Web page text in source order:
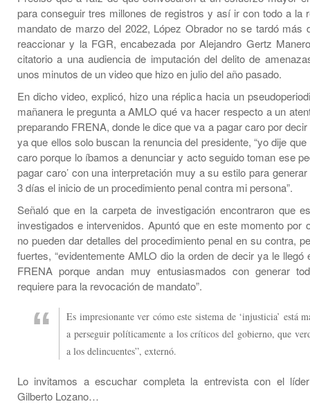
para conseguir tres millones de registros y así ir con todo a la
mandato de marzo del 2022, López Obrador no se tardó más
reaccionar y la FGR, encabezada por Alejandro Gertz
citatorio a una audiencia de imputación del delito de
unos minutos de un video que hizo en julio del año pasado.
En dicho video, explicó, hizo una réplica hacia un
mañanera le pregunta a AMLO qué va hacer respecto a un
preparando FRENA, donde le dice que va a pagar caro por
ya que ellos solo buscan la renuncia del presidente, “yo dije
caro porque lo íbamos a denunciar y acto seguido toman ese
pagar caro’ con una interpretación muy a su estilo para
3 días el inicio de un procedimiento penal contra mi persona”.
Señaló que en la carpeta de investigación encontraron que
investigados e intervenidos. Apuntó que en este momento por
no pueden dar detalles del procedimiento penal en su contra,
fuertes, “evidentemente AMLO dio la orden de decir ya le llegó
FRENA porque andan muy entusiasmados con generar
requiere para la revocación de mandato”.
Es impresionante ver cómo este sistema de ‘injusticia’ está
a perseguir políticamente a los críticos del gobierno, que
a los delincuentes”, externó.
Lo invitamos a escuchar completa la entrevista con el
Gilberto Lozano…